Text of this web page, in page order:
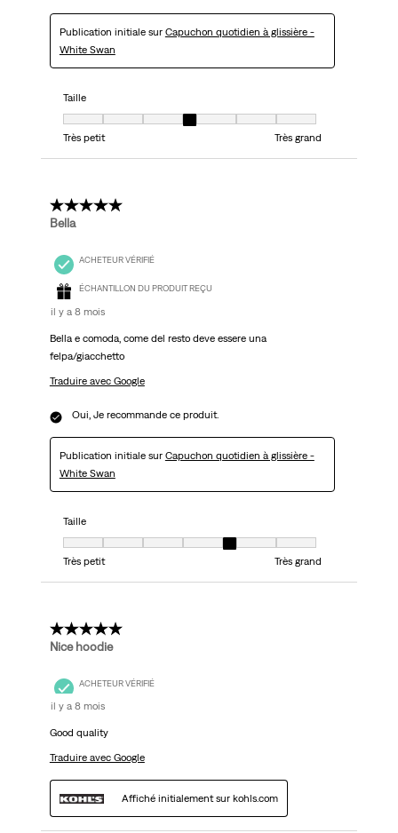
Publication initiale sur Capuchon quotidien à glissière -
White Swan
Taille
Taille, 4 sur 7, où 1 est égal à Très petit et 7 est égal à Très grand
Très petit
Très grand
5 étoile(s) sur 5.
Bella
ACHETEUR VÉRIFIÉ
ÉCHANTILLON DU PRODUIT REÇU
il y a 8 mois
Bella e comoda, come del resto deve essere una
felpa/giacchetto
Traduire avec Google
Oui, Je recommande ce produit.
Publication initiale sur Capuchon quotidien à glissière -
White Swan
Taille
Taille, 5 sur 7, où 1 est égal à Très petit et 7 est égal à Très grand
Très petit
Très grand
5 étoile(s) sur 5.
Nice hoodie
ACHETEUR VÉRIFIÉ
il y a 8 mois
Good quality
Traduire avec Google
Affiché initialement sur kohls.com